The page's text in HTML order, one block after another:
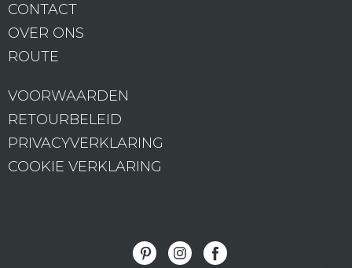
CONTACT
OVER ONS
ROUTE
VOORWAARDEN
RETOURBELEID
PRIVACYVERKLARING
COOKIE VERKLARING